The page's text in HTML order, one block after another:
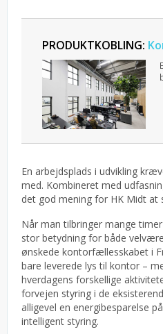
PRODUKTKOBLING:
En arbejdsplads i udvikling
med. Kombineret med
det god mening for HK Midt at
Når man tilbringer mange
stor betydning for både
ønskede kontorfællesskabet i
bare leverede lys til kontor –
hverdagens forskellige
forvejen styring i de
alligevel en energibesparelse
intelligent styring.